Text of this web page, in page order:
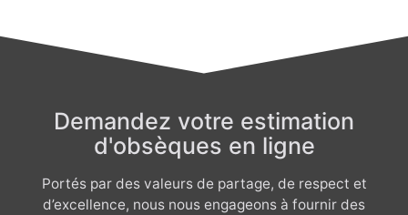
Demandez votre estimation
d'obsèques en ligne
Portés par des valeurs de partage, de respect et
d’excellence, nous nous engageons à fournir des